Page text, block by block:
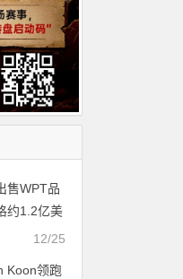
售WPT品
约1.2亿美
12/25
Koon领跑